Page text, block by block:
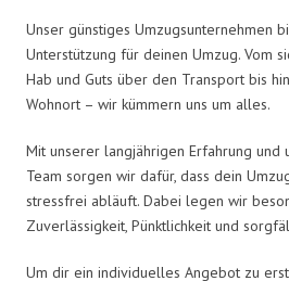
Unser günstiges Umzugsunternehmen
Unterstützung für deinen Umzug. Vom
Hab und Guts über den Transport bis
Wohnort – wir kümmern uns um alles.
Mit unserer langjährigen Erfahrung
Team sorgen wir dafür, dass dein
stressfrei abläuft. Dabei legen wir
Zuverlässigkeit, Pünktlichkeit und
Um dir ein individuelles Angebot zu